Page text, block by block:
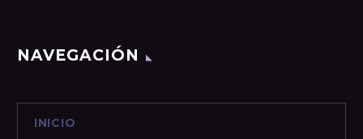
NAVEGACIÓN
INICIO